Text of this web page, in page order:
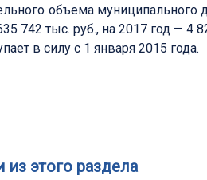
объема муниципального
742 тыс. руб., на 2017 год — 4
в силу с 1 января 2015 года.
из этого раздела